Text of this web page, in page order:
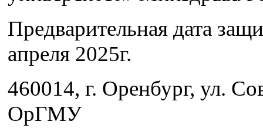
Предварительная дата
апреля 2025г.
460014, г. Оренбург, ул.
ОрГМУ